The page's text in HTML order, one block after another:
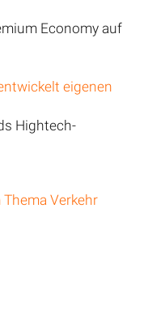
Economy auf
eigenen
Hightech-
Verkehr